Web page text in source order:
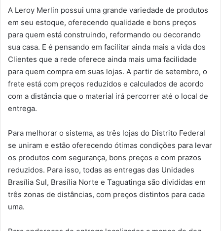
A Leroy Merlin possui uma grande variedade de produtos
em seu estoque, oferecendo qualidade e bons preços
para quem está construindo, reformando ou decorando
sua casa. E é pensando em facilitar ainda mais a vida dos
Clientes que a rede oferece ainda mais uma facilidade
para quem compra em suas lojas. A partir de setembro, o
frete está com preços reduzidos e calculados de acordo
com a distância que o material irá percorrer até o local de
entrega.
Para melhorar o sistema, as três lojas do Distrito Federal
se uniram e estão oferecendo ótimas condições para levar
os produtos com segurança, bons preços e com prazos
reduzidos. Para isso, todas as entregas das Unidades
Brasília Sul, Brasília Norte e Taguatinga são divididas em
três zonas de distâncias, com preços distintos para cada
uma.